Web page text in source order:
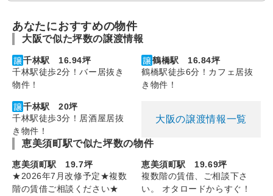
あなたにおすすめの物件
大阪で似た坪数の譲渡情報
千林駅 16.94坪
千林駅徒歩2分！バー居抜き
物件！
鶴橋駅 16.84坪
鶴橋駅徒歩6分！カフェ居抜
き物件！
千林駅 20坪
千林駅徒歩3分！居酒屋居抜
き物件！
大阪の譲渡情報一覧
恵美須町駅で似た坪数の物件
恵美須町駅 19.7坪
★2026年7月改修予定★複数
階の賃借ご相談ください★
恵美須町駅 19.69坪
複数階の賃借、ご相談下さ
い。 オタロードからすぐ！